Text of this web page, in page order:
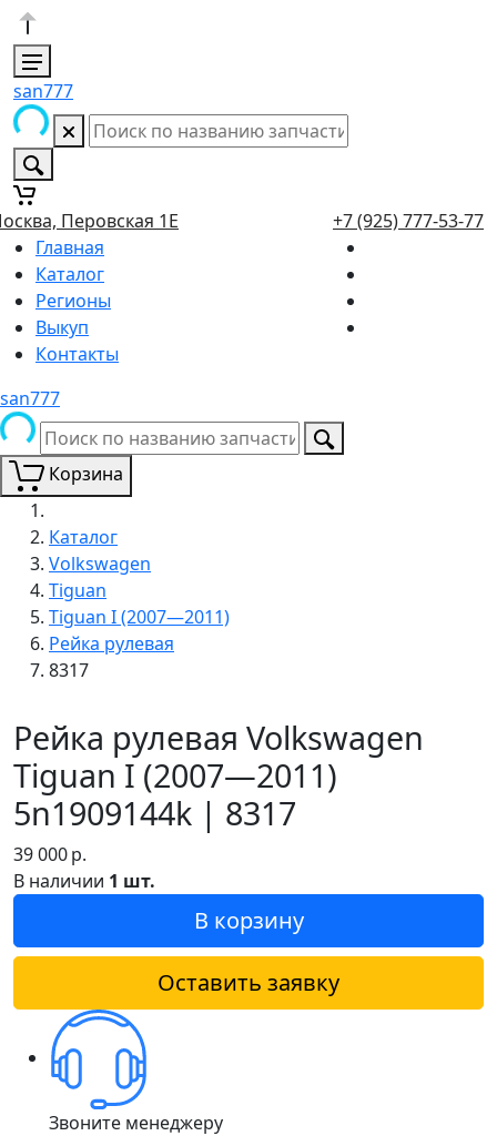
san777
Перовская 1Е
+7 (925) 777-53-77
Главная
Каталог
Регионы
Выкуп
Контакты
san777
Корзина
Каталог
Volkswagen
Tiguan
Tiguan I (2007—2011)
Рейка рулевая
8317
Рейка рулевая Volkswagen
Tiguan I (2007—2011)
5n1909144k | 8317
39 000р.
В наличии 1 шт.
В корзину
Оставить заявку
Звоните менеджеру